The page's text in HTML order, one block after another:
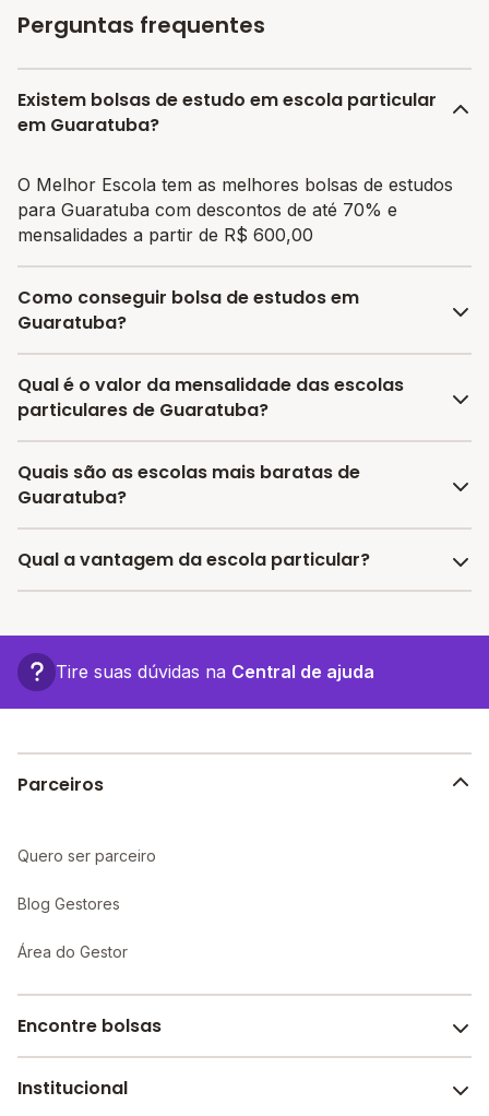
Perguntas frequentes
Existem bolsas de estudo em escola particular
em Guaratuba?
O Melhor Escola tem as melhores bolsas de estudos
para Guaratuba com descontos de até 70% e
mensalidades a partir de R$ 600,00
Como conseguir bolsa de estudos em
Guaratuba?
O programa de bolsa do Melhor Escola disponibiliza
vagas com até 80% de desconto nas mensalidades.
pré-matrícula no site.
Qual é o valor da mensalidade das escolas
particulares de Guaratuba?
A média da mensalidade em Guaratuba é de
R$ 600,00 reais, sendo a mensalidade mais barata
Quais são as escolas mais baratas de
Guaratuba?
As escolas com mensalidades mais baratas de
Qual a vantagem da escola particular?
completa e recursos educacionais mais avançados,
proporcionando um ambiente propício ao
Tire suas dúvidas na Central de ajuda
Parceiros
Quero ser parceiro
Blog Gestores
Área do Gestor
Encontre bolsas
Melhores escolas de São Paulo
Institucional